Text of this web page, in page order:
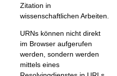
Zitation in
wissenschaftlichen Arbeiten.
URNs können nicht direkt
im Browser aufgerufen
werden, sondern werden
mittels eines